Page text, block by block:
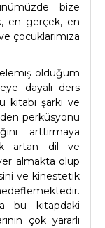
bize
en gerçek, en
çocuklarımıza
olduğum
dayalı ders
kitabı şarkı ve
perküsyonu
arttırmaya
artan dil ve
almakta olup
ve kinestetik
bu kitapdaki
çok yararlı